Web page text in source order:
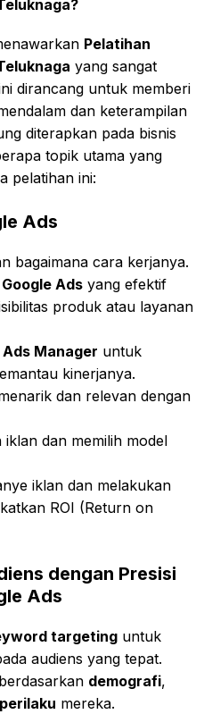
?
Pelatihan
yang sangat
dirancang untuk memberi
dan keterampilan
diterapkan pada bisnis
topik utama yang
pelatihan ini:
Ads
bagaimana cara kerjanya.
Ads yang efektif
produk atau layanan
Ads Manager untuk
kinerjanya.
dan relevan dengan
dan memilih model
iklan dan melakukan
ROI (Return on
dengan Presisi
Ads
targeting untuk
audiens yang tepat.
demografi,
perilaku mereka.